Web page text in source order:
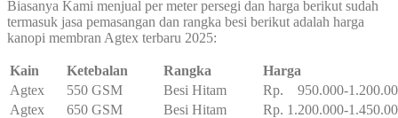
Biasanya Kami menjual per meter persegi dan harga berikut sudah
termasuk jasa pemasangan dan rangka besi berikut adalah harga
kanopi membran Agtex terbaru 2025:
Kain Ketebalan Rangka
Harga
Agtex
550 GSM Besi Hitam
Rp. 950.000-
Agtex
650 GSM Besi Hitam
Rp. 1.200.000-